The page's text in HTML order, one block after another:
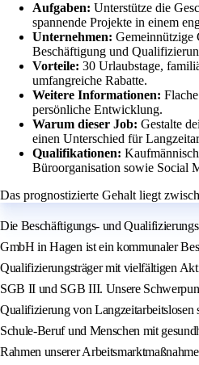
Aufgaben: Unterstütze die
spannende Projekte in einem
Unternehmen: Gemeinnützige
Beschäftigung und
Vorteile: 30 Urlaubstage,
umfangreiche Rabatte.
Weitere Informationen:
persönliche Entwicklung.
Warum dieser Job: Gestalte
einen Unterschied für
Qualifikationen:
Büroorganisation sowie Social
Das prognostizierte Gehalt liegt
Die Beschäftigungs- und
GmbH in Hagen ist ein kommunaler
Qualifizierungsträger mit vielfältigen
SGB II und SGB III. Unsere
Qualifizierung von
Schule-Beruf und Menschen mit
Rahmen unserer